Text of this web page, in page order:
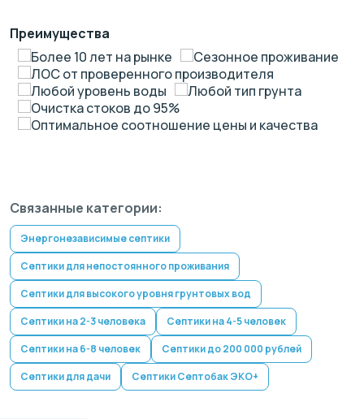
Преимущества
Более 10 лет на рынке
Сезонное проживание
ЛОС от проверенного производителя
Любой уровень воды
Любой тип грунта
Очистка стоков до 95%
Оптимальное соотношение цены и качества
Связанные категории:
Энергонезависимые септики
Септики для непостоянного проживания
Септики для высокого уровня грунтовых вод
Септики на 2-3 человека
Септики на 4-5 человек
Септики на 6-8 человек
Септики до 200 000 рублей
Септики для дачи
Септики Септобак ЭКО+